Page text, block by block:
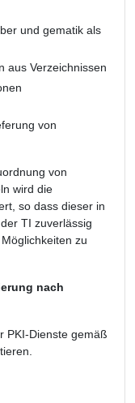
und gematik als
aus Verzeichnissen
von
von
wird die
so dass dieser in
TI zuverlässig
zu
nach
PKI-Dienste gemäß